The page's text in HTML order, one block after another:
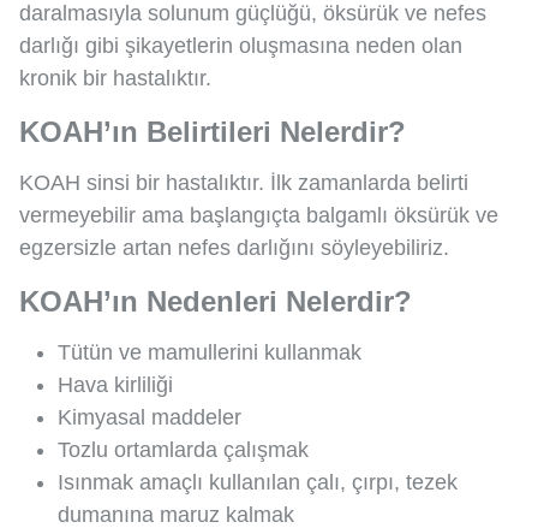
daralmasıyla solunum güçlüğü, öksürük ve nefes
darlığı gibi şikayetlerin oluşmasına neden olan
kronik bir hastalıktır.
KOAH’ın Belirtileri Nelerdir?
KOAH sinsi bir hastalıktır. İlk zamanlarda belirti
vermeyebilir ama başlangıçta balgamlı öksürük ve
egzersizle artan nefes darlığını söyleyebiliriz.
KOAH’ın Nedenleri Nelerdir?
Tütün ve mamullerini kullanmak
Hava kirliliği
Kimyasal maddeler
Tozlu ortamlarda çalışmak
Isınmak amaçlı kullanılan çalı, çırpı, tezek
dumanına maruz kalmak